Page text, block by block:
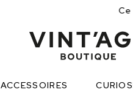
Ce site n’est qu’une
ACCESSOIRES